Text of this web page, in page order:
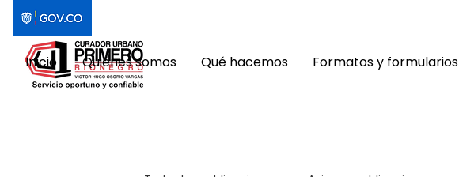
Inicio Quiénes somos Qué hacemos Formatos y formularios